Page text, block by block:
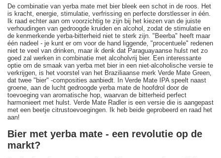
De combinatie van yerba mate met bier bleek een schot in de roos. Het
is kracht, energie, stimulatie, verfrissing en perfecte dorstlesser in één.
Ik raad echter aan om voorzichtig te zijn bij het kiezen van de juiste
verhoudingen van gedroogde kruiden en alcohol, zodat de stimulatie en
de kenmerkende yerba-bitterheid niet te sterk zijn. "Beerba" heeft maar
één nadeel - je kunt er om voor de hand liggende, "procentuele" redenen
niet te veel van drinken, maar ik denk dat Paraguayaanse hulst net zo
goed zal werken in combinatie met alcoholvrij bier. Een interessante
optie om de smaak van yerba met bier in een niet-alcoholische versie te
verkrijgen, is het voorstel van het Braziliaanse merk Verde Mate Green,
dat twee "bier" -composities aanbiedt. In Verde Mate IPA speelt naast
groene, aan de lucht gedroogde yerba mate de hoofdrol door de
toevoeging van aromatische hop, waarvan de bitterheid perfect
harmonieert met hulst. Verde Mate Radler is een versie die is aangepast
met een beetje citrustoevoegingen. Ik heb beide geprobeerd en raad het
aan!
Bier met yerba mate - een revolutie op de
markt?